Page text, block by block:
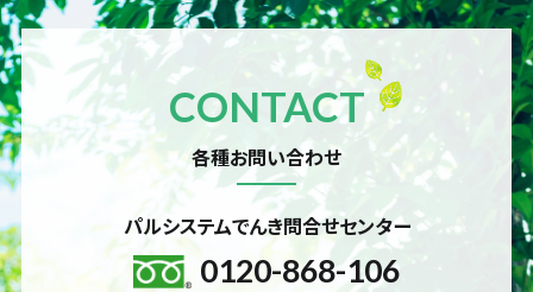
CONTACT
各種お問い合わせ
パルシステムでんき問合せセンター
0120-868-106